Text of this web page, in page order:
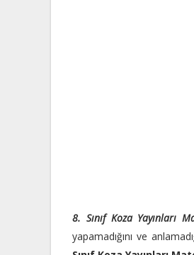
8. Sınıf Koza Yayınları
yapamadığını ve